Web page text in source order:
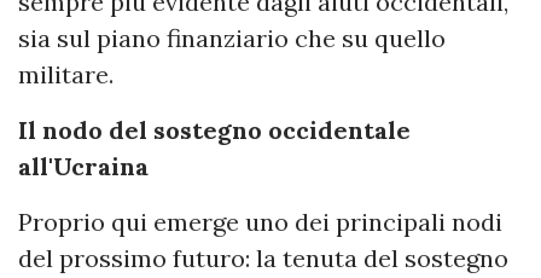
sia sul piano finanziario che su quello
militare.
Il nodo del sostegno occidentale
all'Ucraina
Proprio qui emerge uno dei principali nodi
del prossimo futuro: la tenuta del sostegno